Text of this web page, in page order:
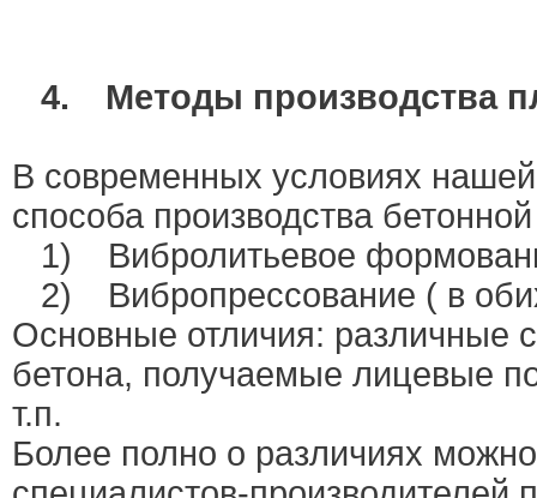
4.
Методы производства
В современных условиях
способа производства
1)
Вибролитьевое
2)
Вибропрессование ( в
Основные отличия: различные
бетона, получаемые лицевые
т.п.
Более полно о различиях